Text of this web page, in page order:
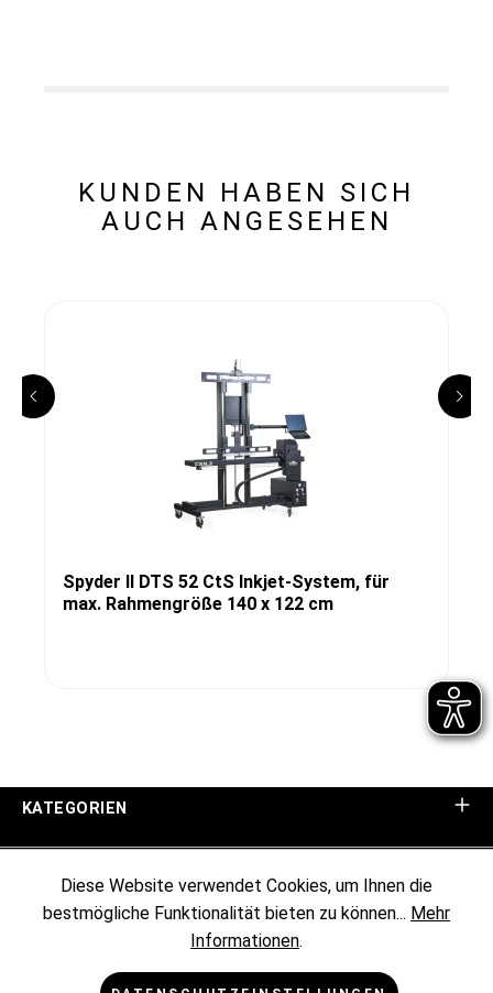
KUNDEN HABEN SICH
AUCH ANGESEHEN
Spyder II DTS 52 CtS Inkjet-System, für
max. Rahmengröße 140 x 122 cm
KATEGORIEN
KUNDENINFORMATIONEN
Diese Website verwendet Cookies, um Ihnen die
bestmögliche Funktionalität bieten zu können... Mehr
Informationen.